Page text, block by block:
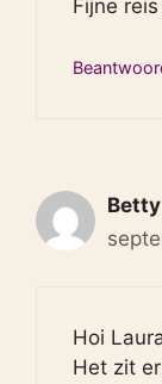
Fijne
Betty
Hoi
Het zit